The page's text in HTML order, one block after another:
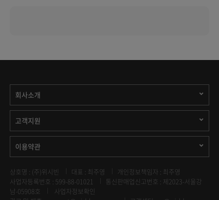
회사소개
고객지원
이용약관
상호명 : (주)위시빈 대표 : 최주영
개인정보책임자 : 최주영
사업자등록번호 : 599-88-01021
통신판매업신고번호 : 제2023-서울강
남-05908호
사업자정보확인